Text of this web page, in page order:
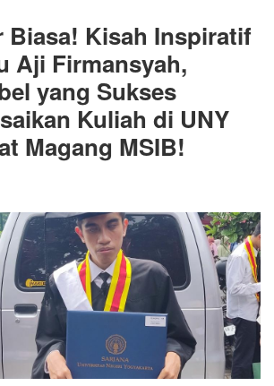
PENGALAMAN
MAGANG
YANG
MENGUBAH
SEGALANYA!
Biasa! Kisah Inspiratif
Aji Firmansyah,
yang Sukses
Kuliah di UNY
Magang MSIB!